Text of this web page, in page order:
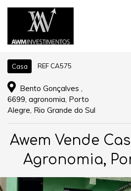
Casa REF CA575
Bento Gonçalves ,
6699, agronomia, Porto
Alegre, Rio Grande do Sul
Awem Vende
Agronomia,